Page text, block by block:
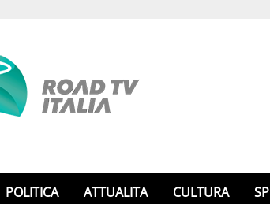
POLITICA ATTUALITA CULTURA